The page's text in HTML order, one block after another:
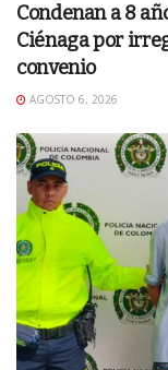
Condenan a 8
Ciénaga por
convenio
AGOSTO 6, 2026